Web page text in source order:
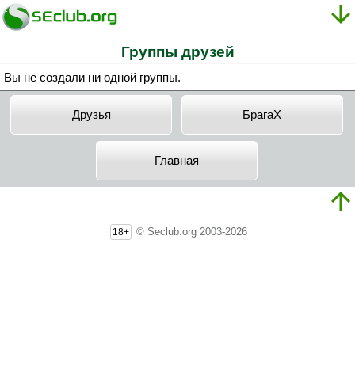
Группы друзей
Вы не создали ни одной группы.
Друзья БpaгaX
Главная
18+ © Seclub.org 2003-2026